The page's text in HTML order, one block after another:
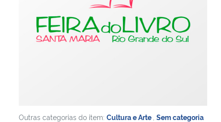
Outras categorias do item: Cultura e Arte Sem categoria